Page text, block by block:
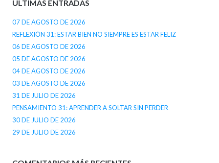
ÚLTIMAS ENTRADAS
07 DE AGOSTO DE 2026
REFLEXIÓN 31: ESTAR BIEN NO SIEMPRE ES ESTAR FELIZ
06 DE AGOSTO DE 2026
05 DE AGOSTO DE 2026
04 DE AGOSTO DE 2026
03 DE AGOSTO DE 2026
31 DE JULIO DE 2026
PENSAMIENTO 31: APRENDER A SOLTAR SIN PERDER
30 DE JULIO DE 2026
29 DE JULIO DE 2026